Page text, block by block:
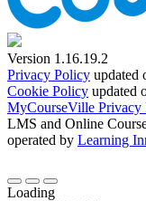
Version 1.16.19.2
Privacy Policy updated
Cookie Policy updated
MyCourseVille Privacy
LMS and Online
operated by Learning
Loading